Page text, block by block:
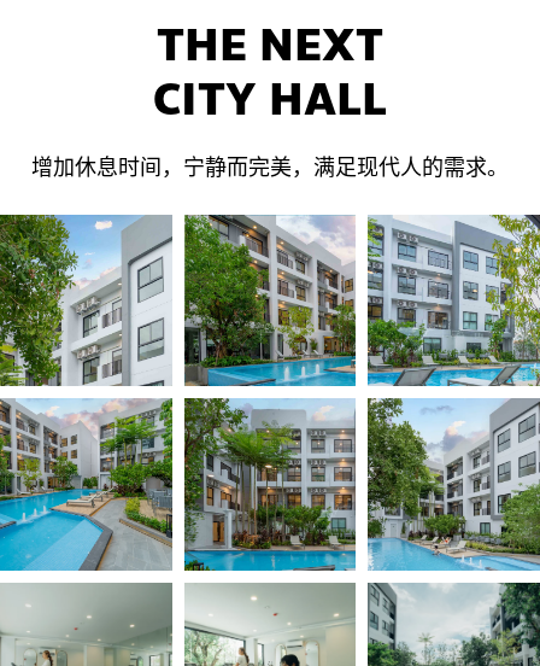
THE NEXT
CITY HALL
增加休息时间，宁静而完美，满足现代人的需求。